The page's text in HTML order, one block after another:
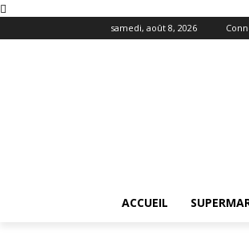
samedi, août 8, 2026
ACCUEIL